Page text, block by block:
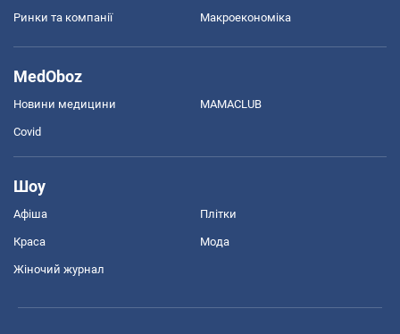
Ринки та компанії Макроекономіка
MedOboz
Новини медицини MAMACLUB
Covid
Шоу
Афіша Плітки
Краса Мода
Жіночий журнал